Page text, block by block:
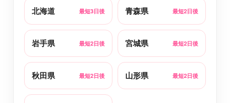
北海道 最短3日後 青森県 最短2日後
岩手県 最短2日後 宮城県 最短2日後
秋田県 最短2日後 山形県 最短2日後